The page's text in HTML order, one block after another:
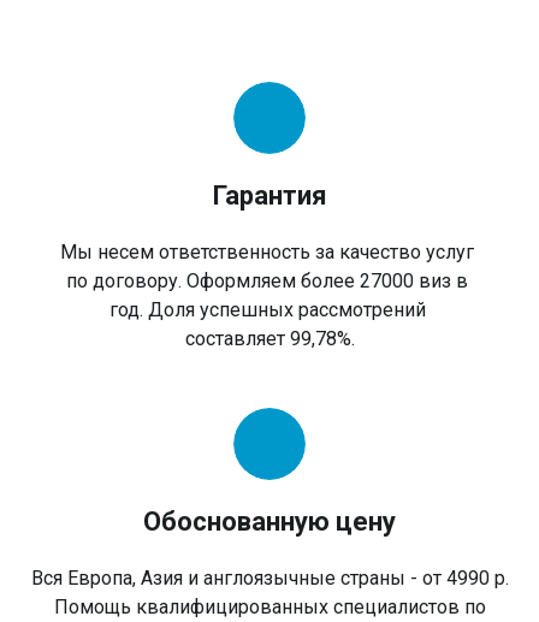
Гарантия
Мы несем ответственность за качество услуг
по договору. Оформляем более 27000 виз в
год. Доля успешных рассмотрений
составляет 99,78%.
Обоснованную цену
Вся Европа, Азия и англоязычные страны - от 4990 р.
Помощь квалифицированных специалистов по